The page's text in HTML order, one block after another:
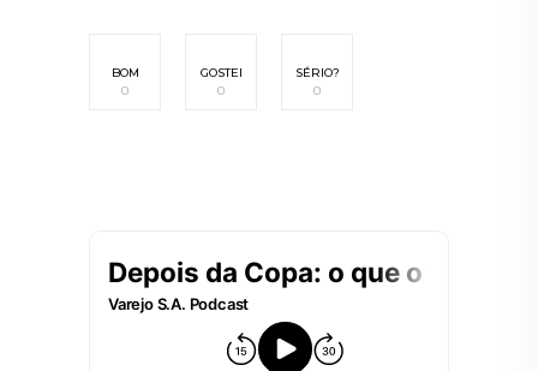
BOM
0
GOSTEI
0
SÉRIO?
0